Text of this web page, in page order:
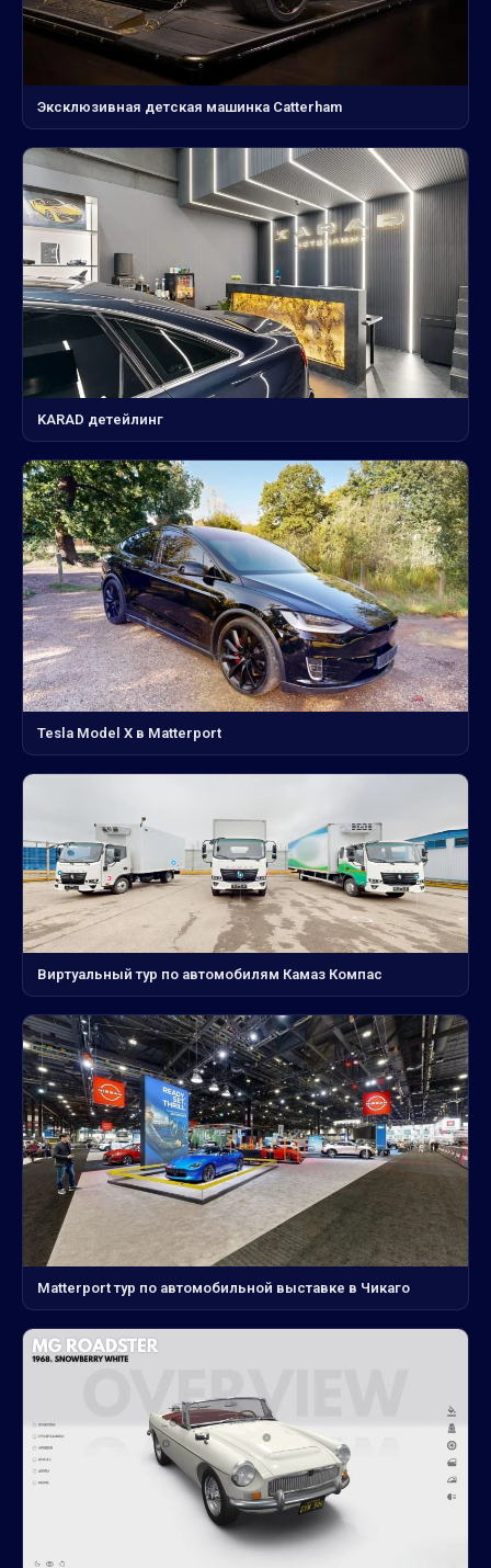
Эксклюзивная детская машинка Catterham
KARAD детейлинг
Tesla Model X в Matterport
Виртуальный тур по автомобилям Камаз Компас
Matterport тур по автомобильной выставке в Чикаго